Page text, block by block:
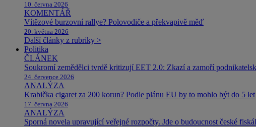
10. června 2026
KOMENTÁŘ
Vítězové burzovní rallye? Polovodiče a překvapivě měď
20. května 2026
Další články z rubriky >
Politika
ČLÁNEK
Soukromí zemědělci tvrdě kritizují EET 2.0: Zkazí a zamoří
24. července 2026
ANALÝZA
Krabička cigaret za 200 korun? Podle plánu EU by to mohlo být do 5 let
17. června 2026
ANALÝZA
Sporná novela upravující veřejné rozpočty. Jde o budoucnost české